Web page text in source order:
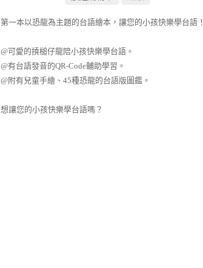
第一本以恐龍為主題的台語繪本，讓您的小孩快樂學台語！
@可愛的摃槌仔龍陪小孩快樂學台語。
@有台語發音的QR-Code輔助學習。
@附有兒童手繪、45種恐龍的台語版圖鑑。
想讓您的小孩快樂學台語嗎？